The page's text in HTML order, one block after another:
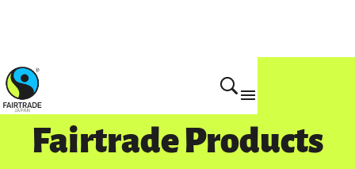
Fairtrade Products